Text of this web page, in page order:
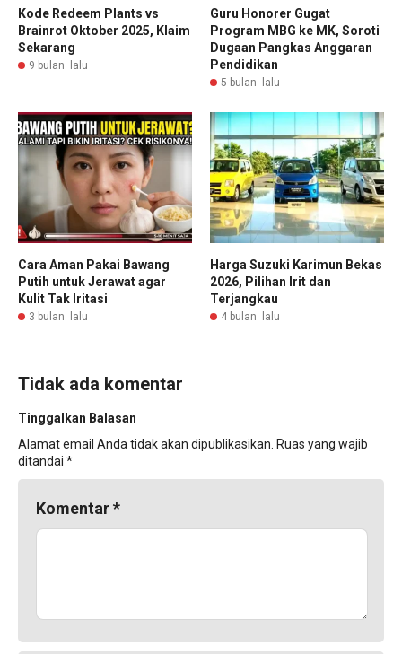
Kode Redeem Plants vs
Brainrot Oktober 2025, Klaim
Sekarang
9 bulan lalu
Guru Honorer Gugat
Program MBG ke MK, Soroti
Dugaan Pangkas Anggaran
Pendidikan
5 bulan lalu
Cara Aman Pakai Bawang
Putih untuk Jerawat agar
Kulit Tak Iritasi
3 bulan lalu
Harga Suzuki Karimun Bekas
2026, Pilihan Irit dan
Terjangkau
4 bulan lalu
Tidak ada komentar
Tinggalkan Balasan
Alamat email Anda tidak akan dipublikasikan. Ruas yang wajib
ditandai *
Komentar*